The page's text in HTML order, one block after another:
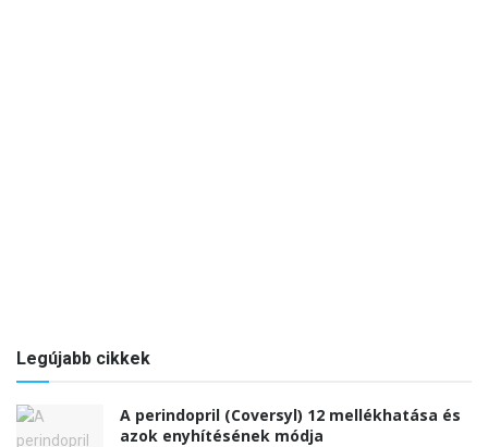
Legújabb cikkek
A perindopril (Coversyl) 12 mellékhatása és
azok enyhítésének módja